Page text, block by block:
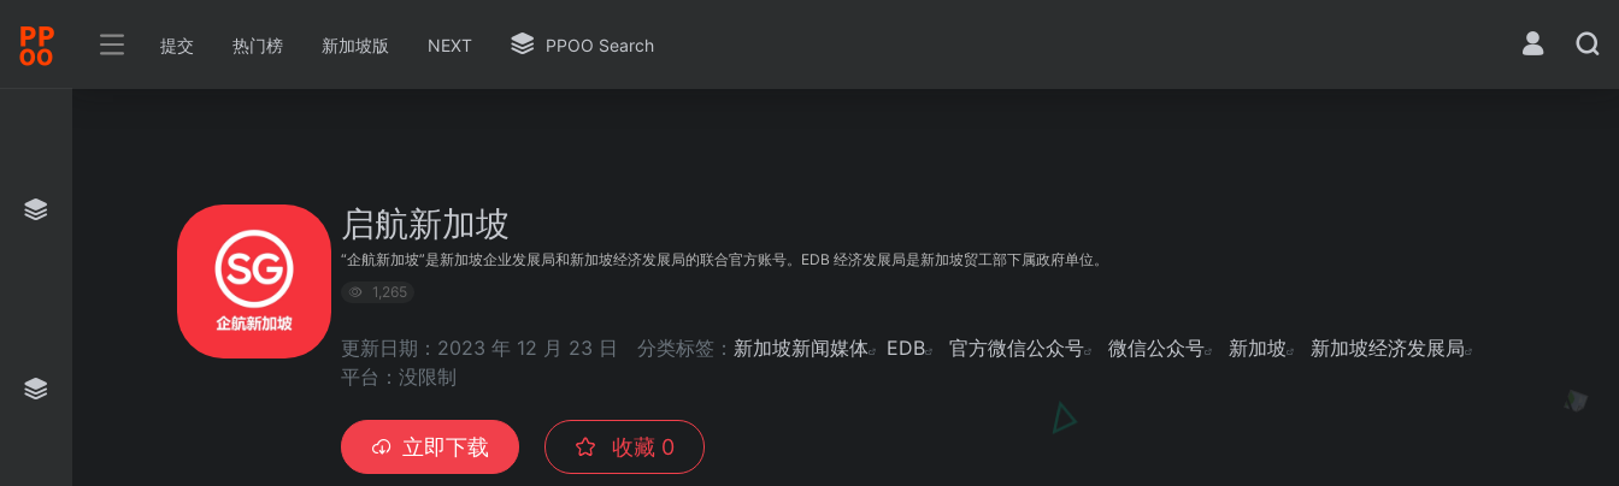
提交 热门榜 新加坡版 NEXT PPOO Search
启航新加坡
“企航新加坡”是新加坡企业发展局和新加坡经济发展局的联合官方账号。EDB 经济发展局是新加坡贸工部下属政府单位。
1,265
更新日期：2023 年 12 月 23 日 分类标签： 新加坡新闻媒体 EDB 官方微信公众号 微信公众号 新加坡
新加坡经济发展局
平台：没限制
立即下载 收藏 0